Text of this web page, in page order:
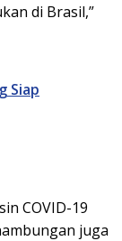
di Brasil,”
Siap
COVID-19
juga